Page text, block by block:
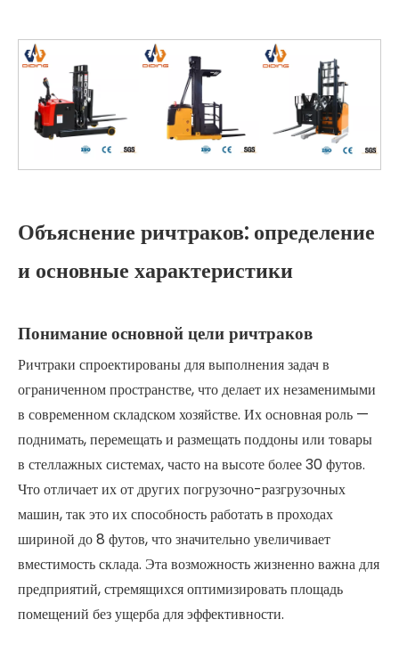
Объяснение ричтраков: определение
и основные характеристики
Понимание основной цели ричтраков
Ричтраки спроектированы для выполнения задач в
ограниченном пространстве, что делает их незаменимыми
в современном складском хозяйстве. Их основная роль —
поднимать, перемещать и размещать поддоны или товары
в стеллажных системах, часто на высоте более 30 футов.
Что отличает их от других погрузочно-разгрузочных
машин, так это их способность работать в проходах
шириной до 8 футов, что значительно увеличивает
вместимость склада. Эта возможность жизненно важна для
предприятий, стремящихся оптимизировать площадь
помещений без ущерба для эффективности.